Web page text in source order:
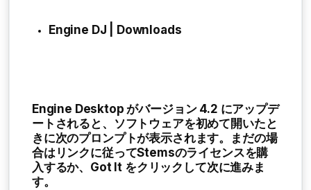
Engine DJ | Downloads
Engine Desktop がバージョン 4.2 にアップデ
ートされると、ソフトウェアを初めて開いたと
きに次のプロンプトが表示されます。まだの場
合はリンクに従ってStemsのライセンスを購
入するか、 Got It をクリックして次に進みま
す。